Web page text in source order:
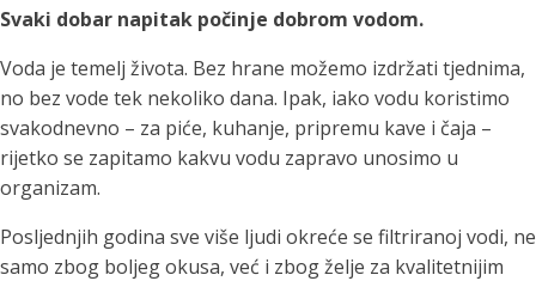
Svaki dobar napitak počinje dobrom vodom.
Voda je temelj života. Bez hrane možemo izdržati tjednima,
no bez vode tek nekoliko dana. Ipak, iako vodu koristimo
svakodnevno – za piće, kuhanje, pripremu kave i čaja –
rijetko se zapitamo kakvu vodu zapravo unosimo u
organizam.
Posljednjih godina sve više ljudi okreće se filtriranoj vodi, ne
samo zbog boljeg okusa, već i zbog želje za kvalitetnijim